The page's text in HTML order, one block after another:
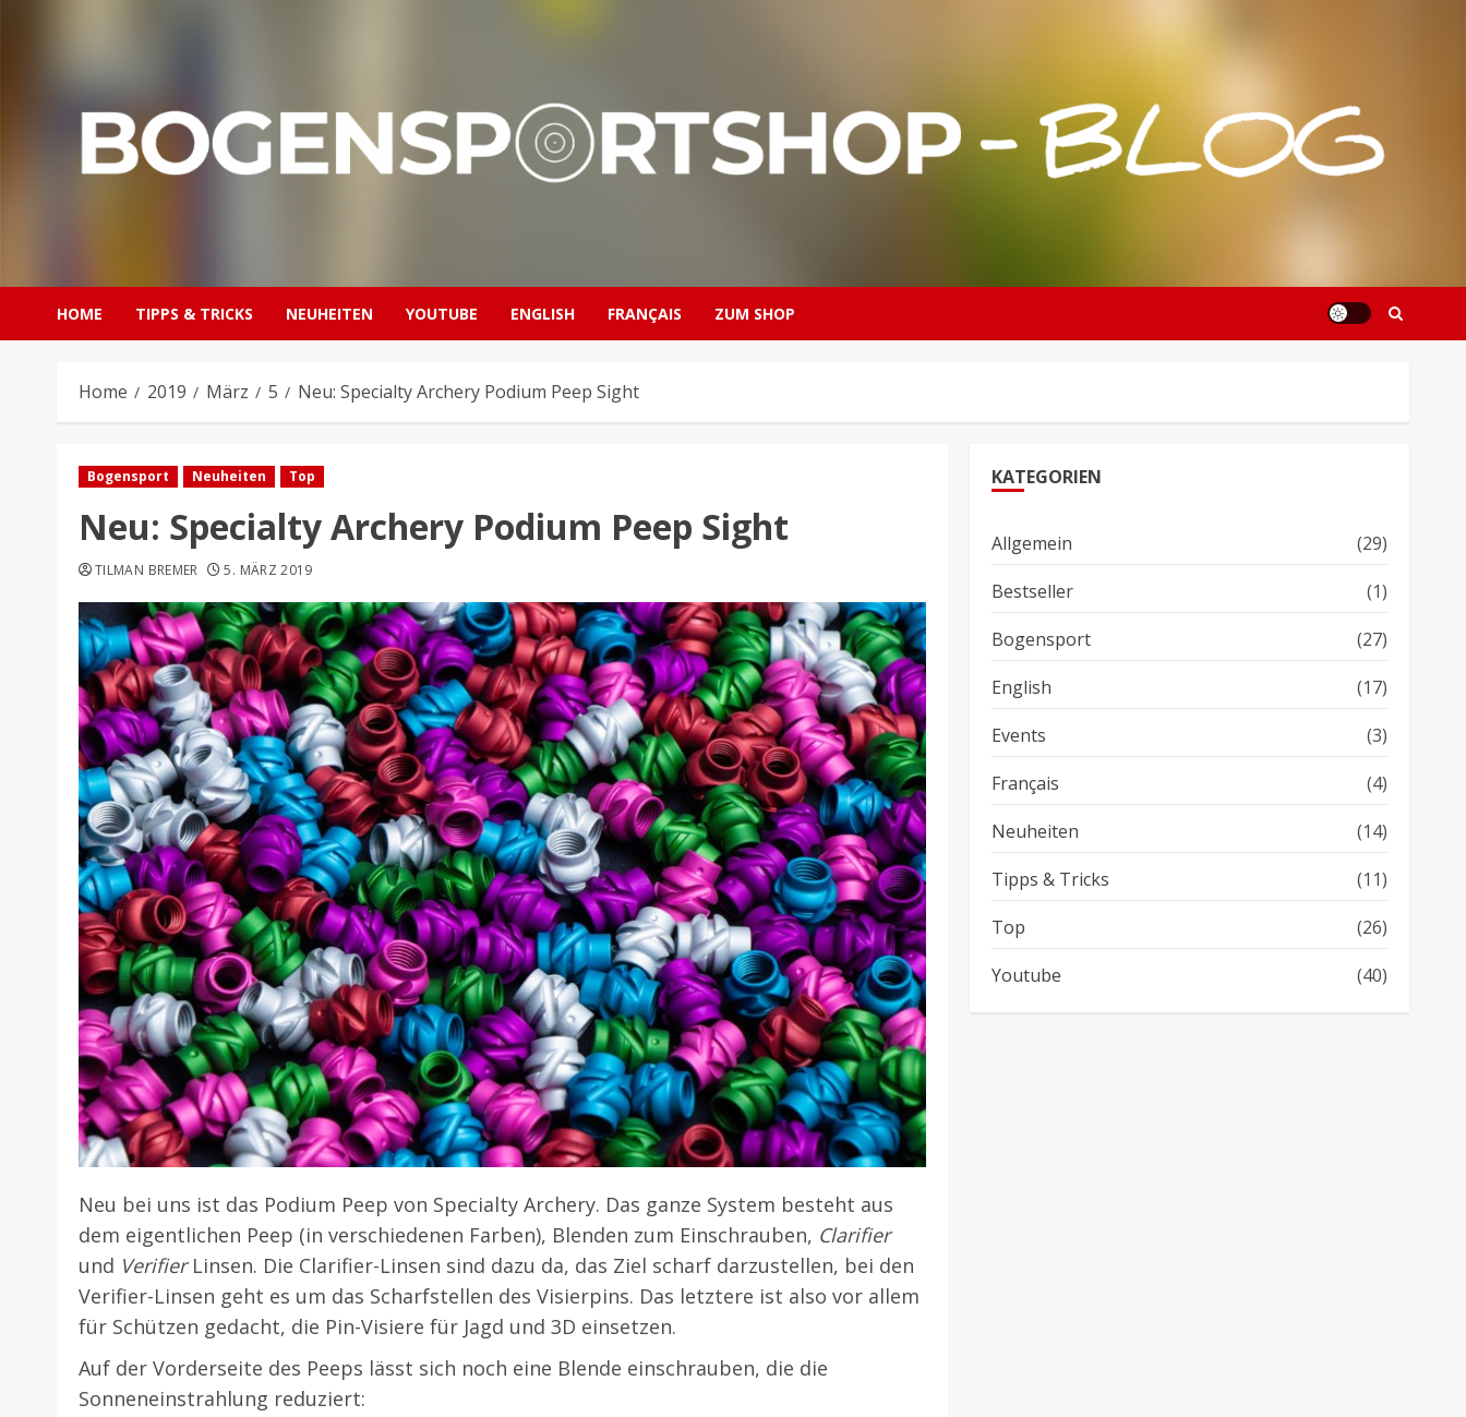
HOME TIPPS & TRICKS NEUHEITEN YOUTUBE ENGLISH FRANÇAIS ZUM SHOP
Home 2019 März 5 Neu: Specialty Archery Podium Peep Sight
Bogensport Neuheiten Top
Neu: Specialty Archery Podium Peep Sight
TILMAN BREMER 5. MÄRZ 2019
Neu bei uns ist das Podium Peep von Specialty Archery. Das ganze System besteht aus
dem eigentlichen Peep (in verschiedenen Farben), Blenden zum Einschrauben, Clarifier
und VerifierLinsen. Die Clarifier-Linsen sind dazu da, das Ziel scharf darzustellen, bei den
Verifier-Linsen geht es um das Scharfstellen des Visierpins. Das letztere ist also vor allem
für Schützen gedacht, die Pin-Visiere für Jagd und 3D einsetzen.
Auf der Vorderseite des Peeps lässt sich noch eine Blende einschrauben, die die
Sonneneinstrahlung reduziert:
KATEGORIEN
Allgemein
(29)
Bestseller
(1)
Bogensport
(27)
English
(17)
Events
(3)
Français
(4)
Neuheiten
(14)
Tipps & Tricks
(11)
Top
(26)
Youtube
(40)